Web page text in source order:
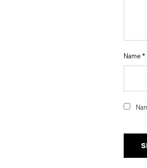
Name*